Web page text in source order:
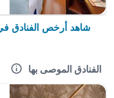
شاهد أرخص الفنادق في
الفنادق الموصى بها